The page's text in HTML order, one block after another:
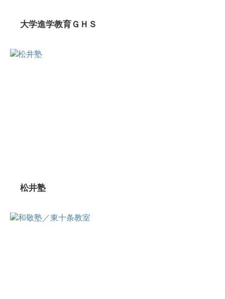
大学進学教育ＧＨＳ
松井塾